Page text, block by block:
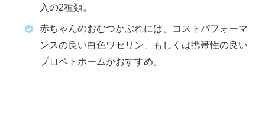
入の2種類。
赤ちゃんのおむつかぶれには、コストパフォーマ
ンスの良い白色ワセリン、もしくは携帯性の良い
プロペトホームがおすすめ。